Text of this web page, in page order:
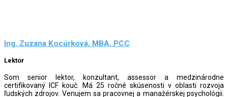
Ing. Zuzana Kocúrková, MBA, PCC
Lektor
Som senior lektor, konzultant, assessor a medzinárodne
certifikovaný ICF kouč. Má 25 ročné skúsenosti v oblasti rozvoja
ľudských zdrojov. Venujem sa pracovnej a manažérskej psychológii.